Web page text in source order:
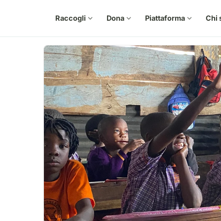
Raccogli expand_more Dona expand_more Piattaforma expand_more Chi